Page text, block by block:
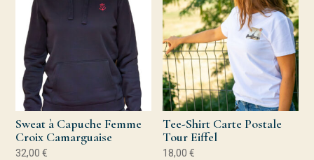
Sweat à Capuche Femme
Croix Camarguaise
32,00€
Tee-Shirt Carte Postale
Tour Eiffel
18,00€